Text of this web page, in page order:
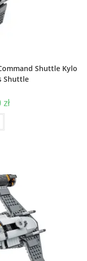
Shuttle Kylo
Shuttle
złZakres
Ten
ma
na
stronie
produktu